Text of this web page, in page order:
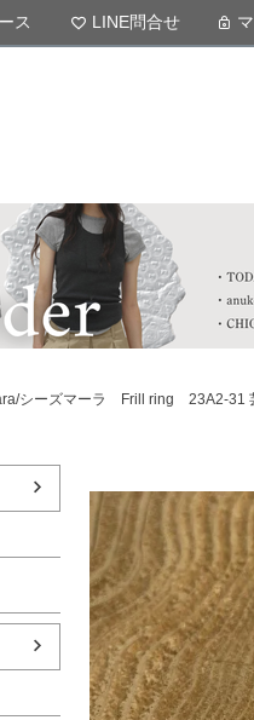
ス LINE問合せ
シーズマーラ Frill ring 23A2-31